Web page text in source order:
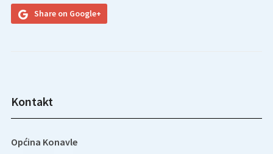
Share on Google+
Kontakt
Općina Konavle